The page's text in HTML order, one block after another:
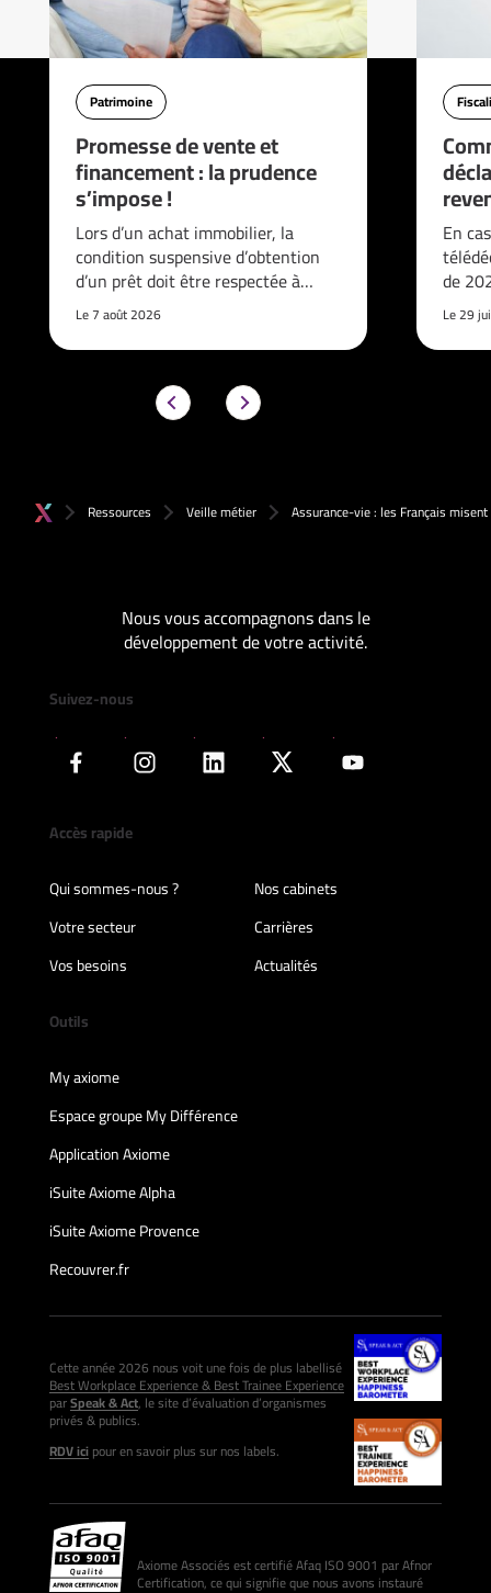
Patrimoine
Promesse de vente et
financement : la prudence
s’impose !
Lors d’un achat immobilier, la
condition suspensive d’obtention
d’un prêt doit être respectée à…
Le 7 août 2026
En
de
Le 29
Ressources Veille métier Assurance-vie : les Français
Nous vous accompagnons dans le
développement de votre activité.
Suivez-nous
Accès rapide
Qui sommes-nous ?
Nos cabinets
Votre secteur
Carrières
Vos besoins
Actualités
Outils
My axiome
Espace groupe My Différence
Application Axiome
iSuite Axiome Alpha
iSuite Axiome Provence
Recouvrer.fr
Cette année 2026 nous voit une fois de plus labellisé
Best Workplace Experience & Best Trainee Experience
parSpeak & Act, le site d’évaluation d’organismes
privés & publics.
RDV icipour en savoir plus sur nos labels.
Axiome Associés est certifié Afaq ISO 9001 par Afnor
Certification, ce qui signifie que nous avons instauré